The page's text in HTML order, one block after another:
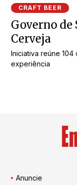
CRAFT BEER
Governo de
Cerveja
Iniciativa reúne
experiência
Anuncie